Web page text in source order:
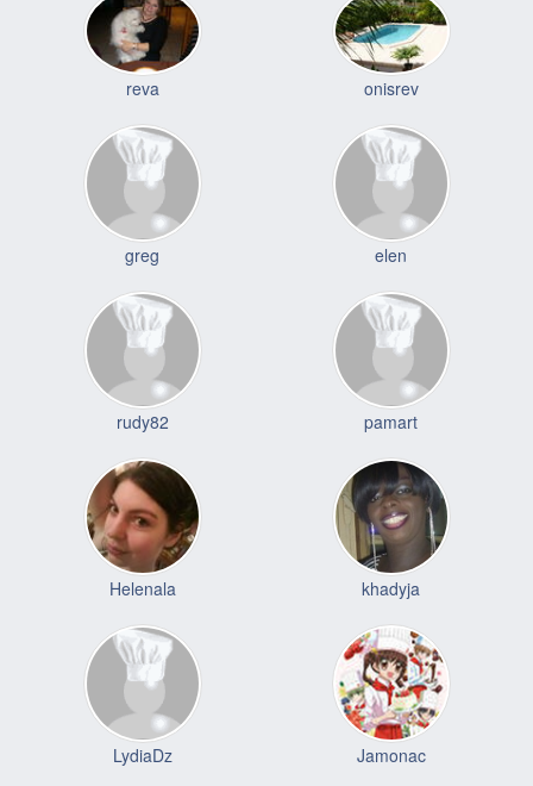
reva onisrev
greg elen
rudy82 pamart
Helenala khadyja
LydiaDz Jamonac